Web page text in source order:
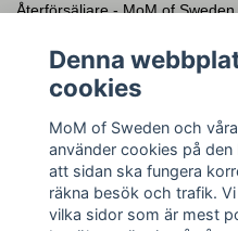
Återförsäljare - MoM of Sweden
Sociala medier
Facebook
Instagram
YouTube
Denna
cookies
MoM of Sweden och
använder cookies på
att sidan ska fungera
räkna besök och trafik.
vilka sidor som är mest